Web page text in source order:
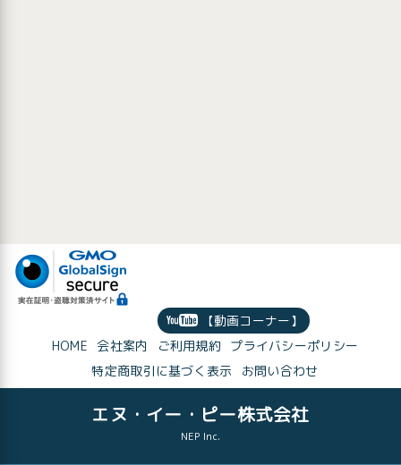
【動画コーナー】
HOME 会社案内 ご利用規約 プライバシーポリシー
特定商取引に基づく表示
お問い合わせ
エヌ・イー・ピー株式会社
NEP Inc.